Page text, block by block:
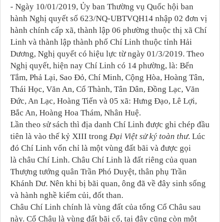
- Ngày 10/01/2019, Ủy ban Thường vụ Quốc hội ban
hành Nghị quyết số 623/NQ-UBTVQH14 nhập 02 đơn vị
hành chính cấp xã, thành lập 06 phường thuộc thị xã Chí
Linh và thành lập thành phố Chí Linh thuộc tỉnh Hải
Dương, Nghị quyết có hiệu lực từ ngày 01/3/2019. Theo
Nghị quyết, hiện nay Chí Linh có 14 phường, là: Bến
Tắm, Phả Lại, Sao Đỏ, Chí Minh, Cộng Hòa, Hoàng Tân,
Thái Học, Văn An, Cổ Thành, Tân Dân, Đồng Lạc, Văn
Đức, An Lạc, Hoàng Tiến và 05 xã: Hưng Đạo, Lê Lợi,
Bắc An, Hoàng Hoa Thám, Nhân Huệ.
Lần theo sử sách thì địa danh Chí Linh được ghi chép đầu
tiên là vào thế kỷ XIII trong Đại Việt sử ký toàn thư. Lúc
đó Chí Linh vốn chỉ là một vùng đất bãi và được gọi
là châu Chí Linh. Châu Chí Linh là đất riêng của quan
Thượng tướng quân Trần Phó Duyệt, thân phụ Trần
Khánh Dư. Nên khi bị bãi quan, ông đã về đây sinh sống
và hành nghề kiếm củi, đốt than.
Châu Chí Linh chính là vùng đất của tổng Cổ Châu sau
này. Cổ Châu là vùng đất bãi cổ, tại đây cũng còn một